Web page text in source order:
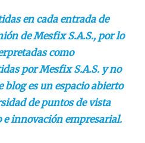
en cada entrada de
de Mesfix S.A.S., por lo
como
por Mesfix S.A.S. y no
blog es un espacio abierto
de puntos de vista
innovación empresarial.